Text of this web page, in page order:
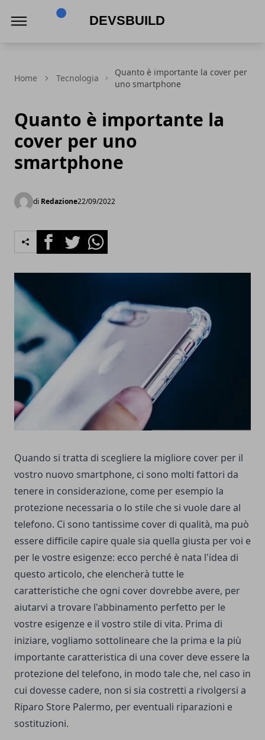
Home Tecnologia
Quanto è importante la cover per
uno smartphone
Quanto è importante la
cover per uno
smartphone
di Redazione22/09/2022
FacebookTwitterWhatsapp
Quando si tratta di scegliere la migliore cover per il
vostro nuovo smartphone, ci sono molti fattori da
tenere in considerazione, come per esempio la
protezione necessaria o lo stile che si vuole dare al
telefono. Ci sono tantissime cover di qualità, ma può
essere difficile capire quale sia quella giusta per voi e
per le vostre esigenze: ecco perché è nata l'idea di
questo articolo, che elencherà tutte le
caratteristiche che ogni cover dovrebbe avere, per
aiutarvi a trovare l'abbinamento perfetto per le
vostre esigenze e il vostro stile di vita. Prima di
iniziare, vogliamo sottolineare che la prima e la più
importante caratteristica di una cover deve essere la
protezione del telefono, in modo tale che, nel caso in
cui dovesse cadere, non si sia costretti a rivolgersi a
Riparo Store Palermo, per eventuali riparazioni e
sostituzioni.